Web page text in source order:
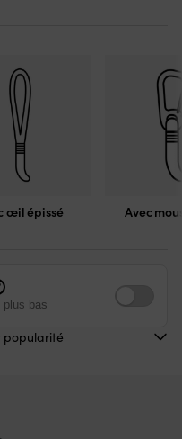
œil épissé Avec
plus bas